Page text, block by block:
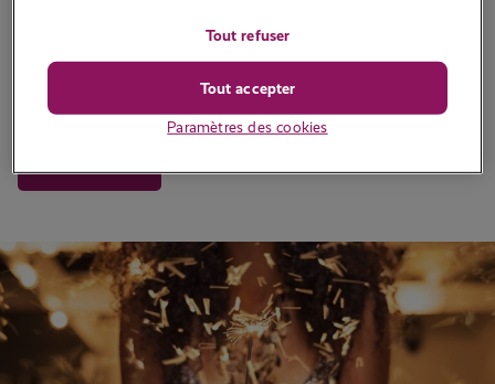
Paramètres des cookies
Tout refuser
Tout accepter